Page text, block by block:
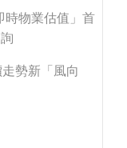
時物業估值」首
勢新「風向